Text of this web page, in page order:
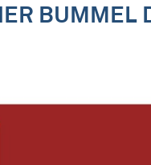
BUMMEL